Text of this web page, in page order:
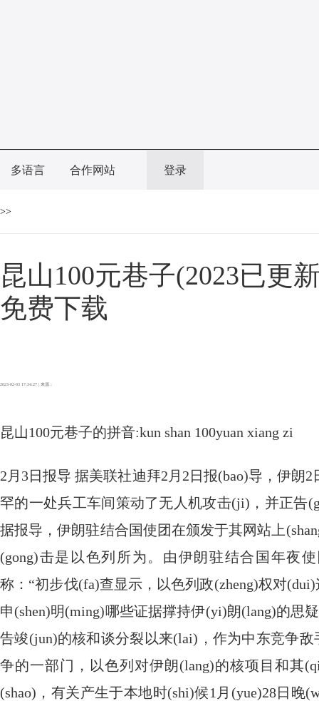
多语言 合作网站 登录
>>
昆山100元巷子(2023已更
免费下载
2023-02-03 17:34:27 | 来源：
昆山100元巷子的拼音:kun shan 100yuan xiang zi
2月3日报导 据美联社迪拜2月2日报(bao)导，伊朗
罕的一处兵工车间策动了无人机攻击(ji)，并正告
据报导，伊朗驻结合国使团在颁发于其网站上
(gong)击是以色列所为。由伊朗驻结合国年夜
称：“初步伐(fa)查显示，以色列政(zheng)权对
申(shen)明(ming)哪些证据撑持伊(yi)朗(lang)的思
告竣(jun)的核和谈分裂以来(lai)，作为中东竞争敌
争的一部门，以色列对伊朗(lang)的核项目和其
(shao)，有关产生于本地时(shi)候1月(yue)28日晚